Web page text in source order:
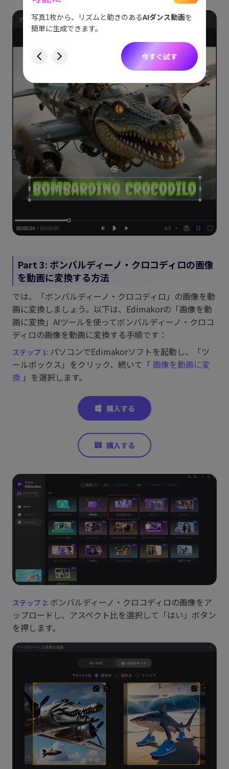
Part 3: ボンバルディーノ・クロコディロの画像
を動画に変換する方法
では、「ボンバルディーノ・クロコディロ」の画像を動
画に変換しましょう。以下は、Edimakorの「画像を動
画に変換」AIツールを使ってボンバルディーノ・クロコ
ディロの画像を動画に変換する手順です：
パソコンでEdimakorソフトを起動し、「ツ
ールボックス」をクリック、続いて「 画像を動画に変
換 」を選択します。
ボンバルディーノ・クロコディロの画像をア
ップロードし、アスペクト比を選択して「はい」ボタン
を押します。
写真1枚から、リズムと動きのあるAIダンス動画を
簡単に生成できます。
今すぐ試す
ョッ